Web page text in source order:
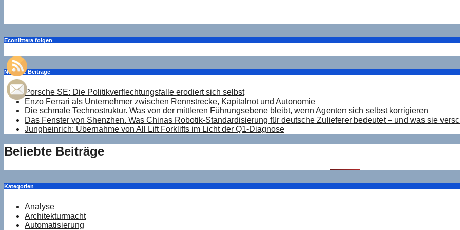
Econlittera folgen
Neueste Beiträge
Porsche SE: Die Politikverflechtungsfalle erodiert sich selbst
Enzo Ferrari als Unternehmer zwischen Rennstrecke, Kapitalnot und Autonomie
Die schmale Technostruktur. Was von der mittleren Führungsebene bleibt, wenn Agenten sich selbst korrigieren
Das Fenster von Shenzhen. Was Chinas Robotik-Standardisierung für deutsche Zulieferer bedeutet – und was sie
Jungheinrich: Übernahme von All Lift Forklifts im Licht der Q1-Diagnose
Beliebte Beiträge
Kategorien
Analyse
Architekturmacht
Automatisierung